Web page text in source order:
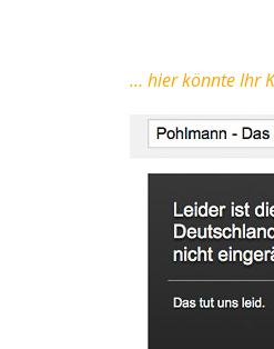
… hier könnte Ihr